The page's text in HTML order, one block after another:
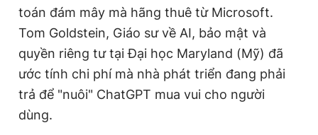
Đọc Thanh Niên trên điện thoại
Theo dõi báo trên
toán đám mây mà hãng thuê từ Microsoft.
Tom Goldstein, Giáo sư về AI, bảo mật và
quyền riêng tư tạiĐại học Maryland (Mỹ) đã
ước tính chi phí mà nhà phát triển đang phải
trả để "nuôi" ChatGPT mua vui cho người
dùng.